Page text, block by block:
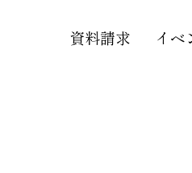
資料請求 イベ